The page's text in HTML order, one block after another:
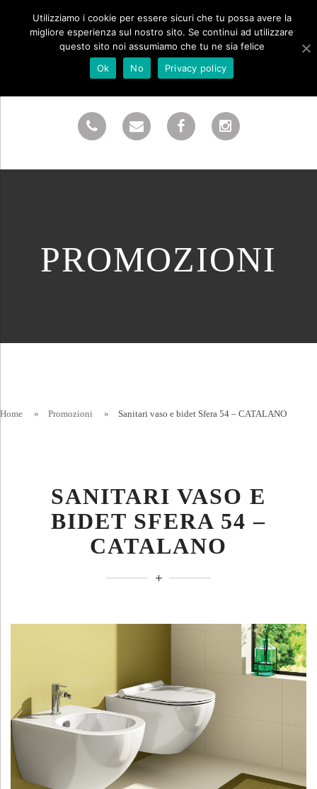
PROMOZIONI
Home » Promozioni » Sanitari vaso e bidet Sfera 54 – CATALANO
SANITARI VASO E
BIDET SFERA 54 –
CATALANO
Utilizziamo i cookie per essere sicuri che tu possa avere la
migliore esperienza sul nostro sito. Se continui ad utilizzare
questo sito noi assumiamo che tu ne sia felice
Ok
No Privacy policy